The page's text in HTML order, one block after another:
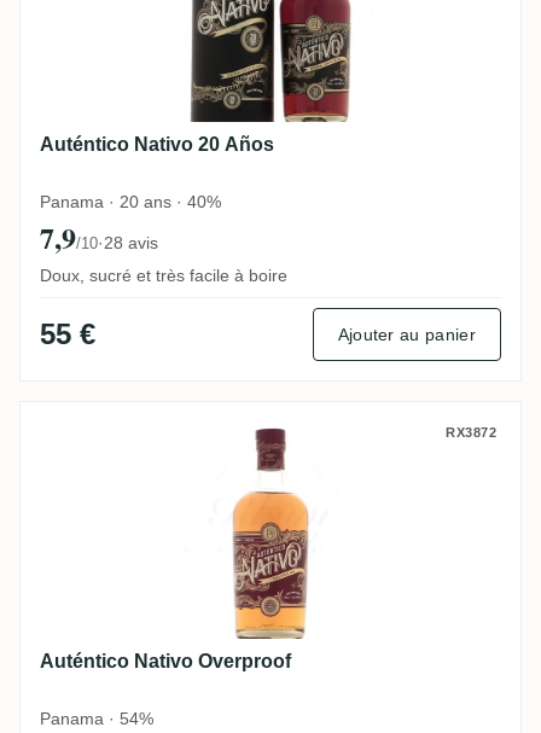
Auténtico Nativo 20 Años
Panama · 20 ans · 40%
7,9/10·28 avis
Doux, sucré et très facile à boire
55 € Ajouter au panier
Auténtico Nativo Overproof RX3872
Auténtico Nativo Overproof
Panama · 54%